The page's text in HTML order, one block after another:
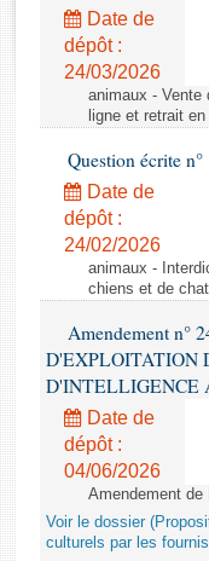
Rapports législatifs
Rapports sur
Baromètre de
Dossiers législatifs
Budget et sécurité
Questions écrites et
Comptes rendus des
Date de
dépôt :
24/03/2026
animaux - Vente
ligne et retrait
Question écrite
Date de
dépôt :
24/02/2026
animaux -
chiens et de
Amendement n°
D'EXPLOITATION
D'INTELLIGENCE
Date de
dépôt :
04/06/2026
Amendement de
Voir le dossier
culturels par les